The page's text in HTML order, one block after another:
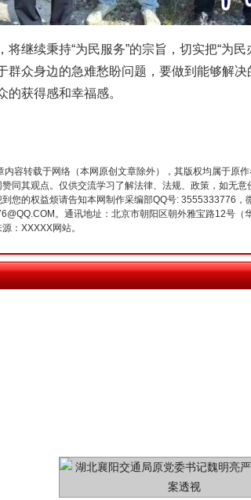
续秉持“为民服务”的宗旨，切实把“为民
群众身边的急难愁盼问题，要做到能够解
的获得感和幸福感。
内容转载于网络（本网原创文章除外），其版权均属于
同其观点。仅供交流学习了解法律、法规、政策，如无
您的权益烦请告知本网制作采编部QQ号: 3555333776
。通讯地址：北京市朝阳区朝外雅宝路12号
：XXXXX网站。
今年投资意愿榜揭晓